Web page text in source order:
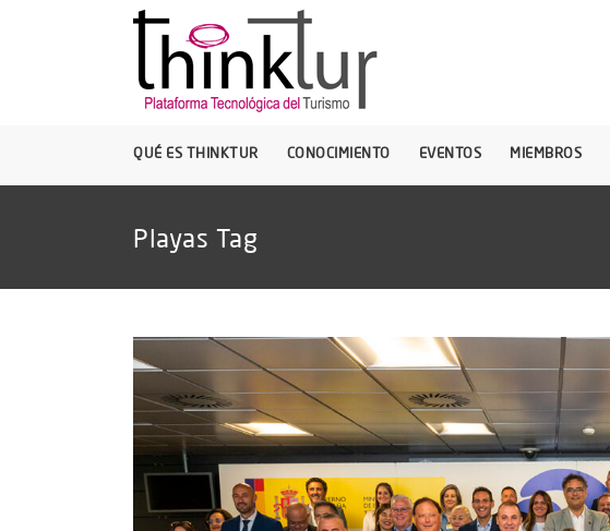
QUÉ ES THINKTUR CONOCIMIENTO EVENTOS MIEMBROS
Playas Tag